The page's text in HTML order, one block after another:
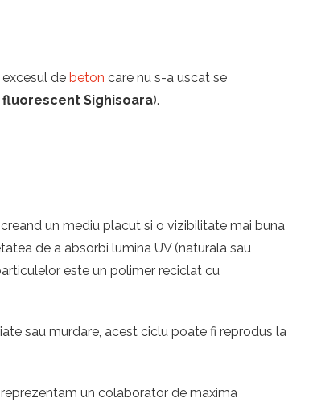
de beton care nu s-a uscat se
Sighisoara).
un mediu placut si o vizibilitate mai buna
de a absorbi lumina UV (naturala sau
este un polimer reciclat cu
sau murdare, acest ciclu poate fi reprodus la
un colaborator de maxima